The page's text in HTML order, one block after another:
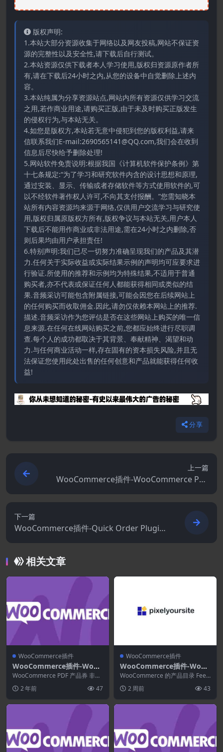
版权声明:
1.本站大部分资源收集于网络以及网友投稿,网站不保证资
源的完整性以及安全性,请下载后自行测试。
2.本站资源仅供下载者本人学习使用,版权归资源原作者所
有,请在下载后24小时之内,从您的设备中自觉删除上述内
容。
3.本站纯属为分享资源站点,网站内所有资源仅供学习交流
之用,若作商业用途,请购买正版,由于未及时购买正版发生
的侵权行为,与本站无关。
4.如您是版权方,本站若无意中侵犯到您的版权利益,请来
信联系我们E-mail:2690565141@QQ.com,我们会在收到
信息后尽快给予删除处理!
5.网站软件免责说明:根据我国《计算机软件保护条例》第
十七条规定:“为了学习和研究软件内含的设计思想和原理,
通过安装、显示、传输或者存储软件等方式使用软件的,可
以不经软件著作权人许可,不向其支付报酬。”您需知晓本
站所有内容资源均来源于网络,仅供用户交流学习与研究使
用,版权归属原版权方所有,版权争议与本站无关,用户本人
下载后不能用作商业或非法用途,需在24小时之内删除,否
则后果均由用户承担责任!
6.特别声明:我们已尽一切努力准确呈现我们的产品及其潜
力.任何关于实际收益或实际结果示例的声明均可应要求进
行验证.所使用的推荐和示例均为特殊结果,不适用于普通
购买者,亦不代表或保证任何人都能获得相同或类似的结
果.音频采访可能包含附属链接,可能会因您在后续网站上
的任何购买而收取佣金.因此,请勿仅依赖本网站上的推荐.
描述.音频采访作为您评估是否在这些网站上购买的唯一信
息来源.在任何在线网站购买之前,您都应始终进行尽职调
查.每个人的成功都取决于其背景、奉献精神、渴望和动
力.与任何商业活动一样,存在固有的资本损失风险,并且无
法保证您使用此处出售的任何创意和产品就能获得任何收
益!
分享
上一篇
WooCommerce插件-WooCommerce Pag
e Builder 3.4.3.6
下一篇
WooCommerce插件-Quick Order Plugin
for WooCommerce 1.1.5
相关文章
WooCommerce插件
WooCommerce插件-WooC
ommerce PDF Product Vo
uchers 3.12.6
WooCommerce PDF 产品券 非常
提供商...
2 年前 47
WooCommerce插件
WooCommerce插件-WooC
ommerce Product Catalog
Feed Pro 5.9.0
WooCommerce 的产品目录 Feed
2 周前 43